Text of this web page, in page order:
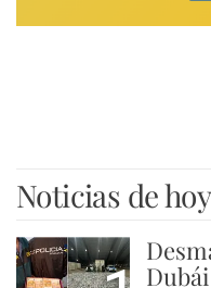
Noticias de hoy